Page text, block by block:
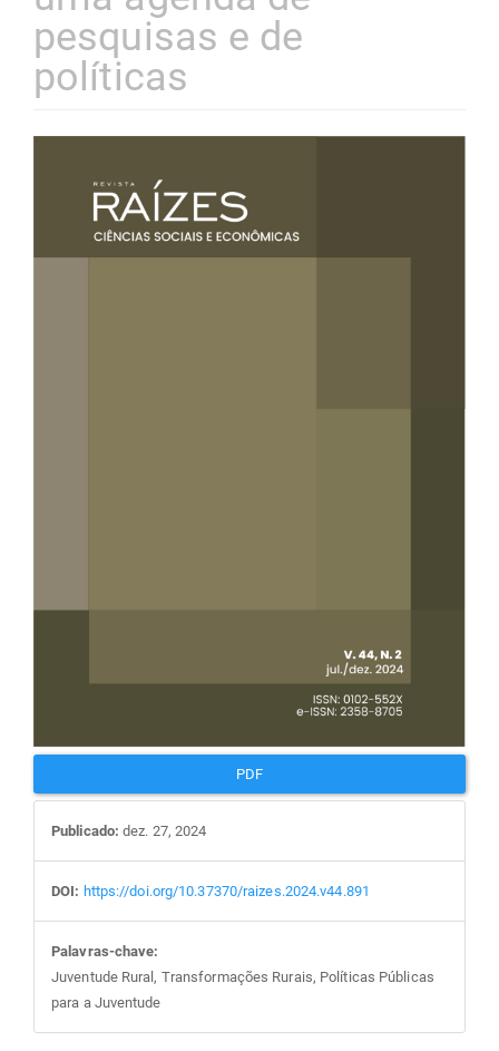
pesquisas e de
políticas
lateral
de
PDF
Publicado: dez. 27, 2024
DOI: https://doi.org/10.37370/raizes.2024.v44.891
Palavras-chave:
Juventude Rural, Transformações Rurais, Políticas Públicas
para a Juventude